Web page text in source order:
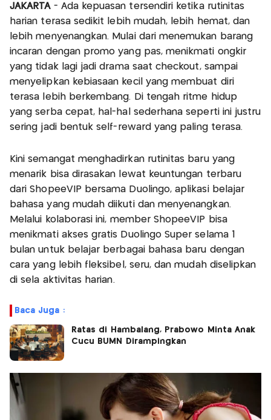
JAKARTA- Ada kepuasan tersendiri ketika rutinitas
harian terasa sedikit lebih mudah, lebih hemat, dan
lebih menyenangkan. Mulai dari menemukan barang
incaran dengan promo yang pas, menikmati ongkir
yang tidak lagi jadi drama saat checkout, sampai
menyelipkan kebiasaan kecil yang membuat diri
terasa lebih berkembang. Di tengah ritme hidup
yang serba cepat, hal-hal sederhana seperti ini justru
sering jadi bentuk self-reward yang paling terasa.
Kini semangat menghadirkan rutinitas baru yang
menarik bisa dirasakan lewat keuntungan terbaru
dari ShopeeVIP bersama Duolingo, aplikasi belajar
bahasa yang mudah diikuti dan menyenangkan.
Melalui kolaborasi ini, member ShopeeVIP bisa
menikmati akses gratis Duolingo Super selama 1
bulan untuk belajar berbagai bahasa baru dengan
cara yang lebih fleksibel, seru, dan mudah diselipkan
di sela aktivitas harian.
Baca Juga :
Ratas di Hambalang, Prabowo Minta Anak
Cucu BUMN Dirampingkan